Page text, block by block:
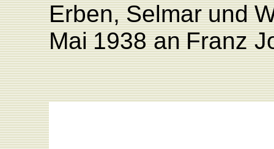
Erben, Selmar und
Mai 1938 an Franz